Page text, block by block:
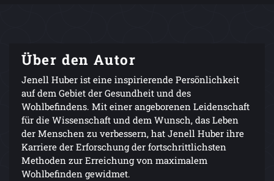
Über den Autor
Jenell Huber ist eine inspirierende Persönlichkeit
auf dem Gebiet der Gesundheit und des
Wohlbefindens. Mit einer angeborenen Leidenschaft
für die Wissenschaft und dem Wunsch, das Leben
der Menschen zu verbessern, hat Jenell Huber ihre
Karriere der Erforschung der fortschrittlichsten
Methoden zur Erreichung von maximalem
Wohlbefinden gewidmet.